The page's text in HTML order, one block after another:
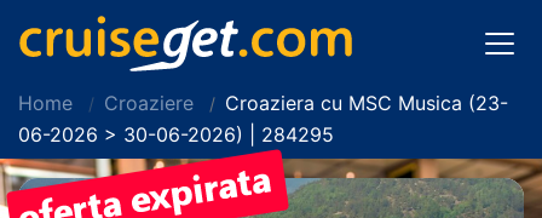
Home Croaziere
Croaziera cu MSC Musica (23-
06-2026 > 30-06-2026) | 284295